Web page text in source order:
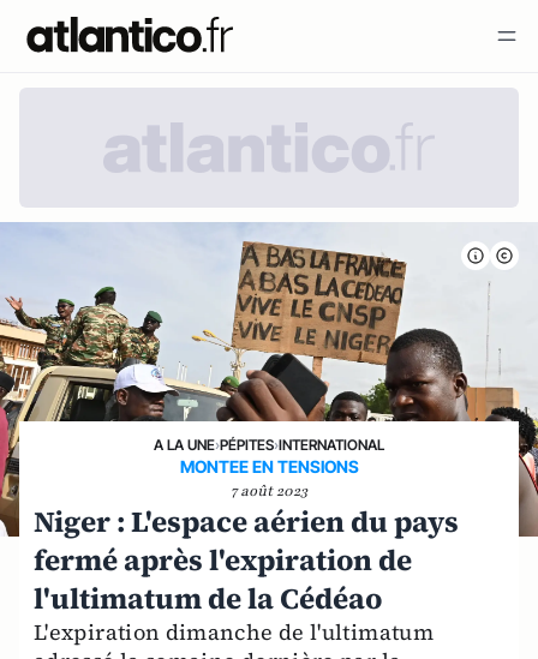
A LA UNE›PÉPITES›INTERNATIONAL
MONTEE EN TENSIONS
7 août 2023
Niger : L'espace aérien du pays
fermé après l'expiration de
l'ultimatum de la Cédéao
L'expiration dimanche de l'ultimatum